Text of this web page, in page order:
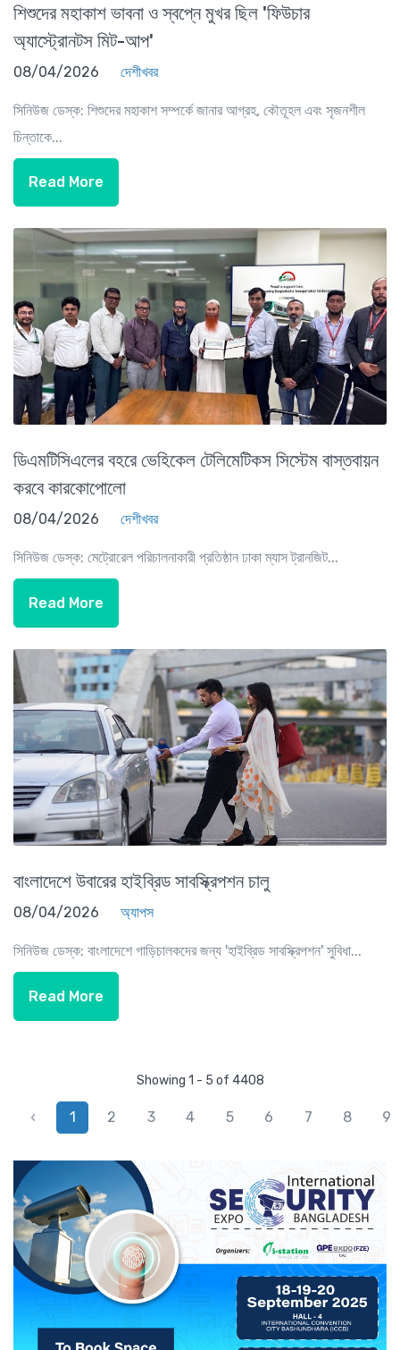
শিশুদের মহাকাশ ভাবনা ও স্বপ্নে মুখর ছিল 'ফিউচার
অ্যাস্ট্রোনটস মিট-আপ'
08/04/2026 দেশীখবর
সিনিউজ ডেস্ক: শিশুদের মহাকাশ সম্পর্কে জানার আগ্রহ, কৌতূহল এবং সৃজনশীল
চিন্তাকে...
Read More
ডিএমটিসিএলের বহরে ভেহিকেল টেলিমেটিকস সিস্টেম বাস্তবায়ন
করবে কারকোপোলো
08/04/2026 দেশীখবর
সিনিউজ ডেস্ক: মেট্রোরেল পরিচালনাকারী প্রতিষ্ঠান ঢাকা ম্যাস ট্রানজিট...
Read More
বাংলাদেশে উবারের হাইব্রিড সাবস্ক্রিপশন চালু
08/04/2026 অ্যাপস
সিনিউজ ডেস্ক: বাংলাদেশে গাড়িচালকদের জন্য 'হাইব্রিড সাবস্ক্রিপশন' সুবিধা...
Read More
Showing 1 - 5 of 4408
‹ 1 2 3 4 5 6 7 8 9